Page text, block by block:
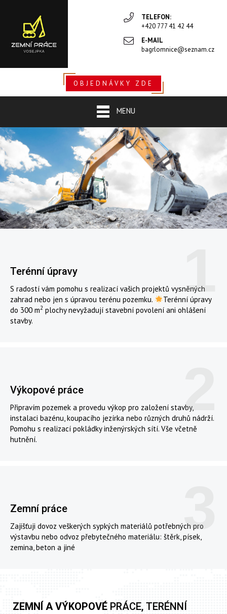
TELEFON:
+420 777 41 42 44
E-MAIL
bagrlomnice@seznam.cz
OBJEDNÁVKY ZDE
MENU
1
Terénní úpravy
S radostí vám pomohu s realizací vašich projektů vysněných
zahrad nebo jen s úpravou terénu pozemku.
Terénní úpravy
do 300 m2 plochy nevyžadují stavební povolení ani ohlášení
stavby.
2
Výkopové práce
Připravím pozemek a provedu výkop pro založení stavby,
instalaci bazénu, koupacího jezírka nebo různých druhů nádrží.
Pomohu s realizací pokládky inženýrských sítí. Vše včetně
hutnění.
3
Zemní práce
Zajišťuji dovoz veškerých sypkých materiálů potřebných pro
výstavbu nebo odvoz přebytečného materiálu: štěrk, písek,
zemina, beton a jiné
ZEMNÍ A VÝKOPOVÉ PRÁCE, TERÉNNÍ